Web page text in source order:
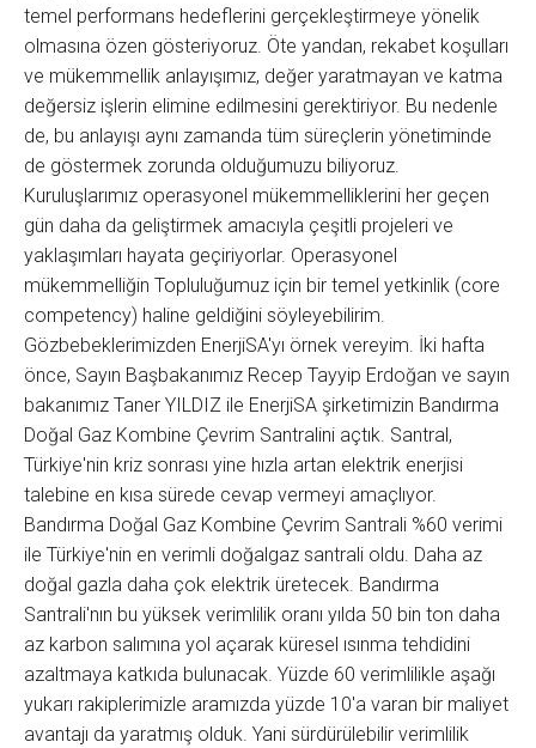
temel performans hedeflerini gerçekleştirmeye yönelik
olmasına özen gösteriyoruz. Öte yandan, rekabet koşulları
ve mükemmellik anlayışımız, değer yaratmayan ve katma
değersiz işlerin elimine edilmesini gerektiriyor. Bu nedenle
de, bu anlayışı aynı zamanda tüm süreçlerin yönetiminde
de göstermek zorunda olduğumuzu biliyoruz.
Kuruluşlarımız operasyonel mükemmelliklerini her geçen
gün daha da geliştirmek amacıyla çeşitli projeleri ve
yaklaşımları hayata geçiriyorlar. Operasyonel
mükemmelliğin Topluluğumuz için bir temel yetkinlik (core
competency) haline geldiğini söyleyebilirim.
Gözbebeklerimizden EnerjiSA'yı örnek vereyim. İki hafta
önce, Sayın Başbakanımız Recep Tayyip Erdoğan ve sayın
bakanımız Taner YILDIZ ile EnerjiSA şirketimizin Bandırma
Doğal Gaz Kombine Çevrim Santralini açtık. Santral,
Türkiye'nin kriz sonrası yine hızla artan elektrik enerjisi
talebine en kısa sürede cevap vermeyi amaçlıyor.
Bandırma Doğal Gaz Kombine Çevrim Santrali %60 verimi
ile Türkiye'nin en verimli doğalgaz santrali oldu. Daha az
doğal gazla daha çok elektrik üretecek. Bandırma
Santrali'nın bu yüksek verimlilik oranı yılda 50 bin ton daha
az karbon salımına yol açarak küresel ısınma tehdidini
azaltmaya katkıda bulunacak. Yüzde 60 verimlilikle aşağı
yukarı rakiplerimizle aramızda yüzde 10'a varan bir maliyet
avantajı da yaratmış olduk. Yani sürdürülebilir verimlilik